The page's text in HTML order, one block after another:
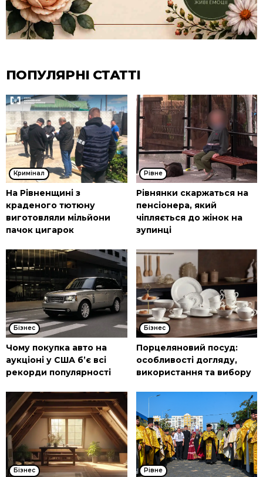
ПОПУЛЯРНІ СТАТТІ
Кримінал
На Рівненщині з
краденого тютюну
виготовляли мільйони
пачок цигарок
Рівне
Рівнянки скаржаться на
пенсіонера, який
чіпляється до жінок на
зупинці
Бізнес
Чому покупка авто на
аукціоні у США б’є всі
рекорди популярності
Бізнес
Порцеляновий посуд:
особливості догляду,
використання та вибору
Бізнес Рівне